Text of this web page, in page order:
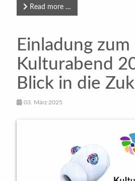
Read more …
Einladung zum
Kulturabend
Blick in die
03. März 2025